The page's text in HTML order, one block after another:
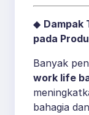
◆ Dampak
pada
Banyak
work life
bahagia